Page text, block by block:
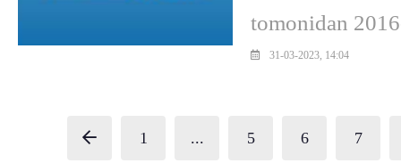
tomonidan
2016-yil 24-
31-03-2023, 14:04
1 ... 5 6 7